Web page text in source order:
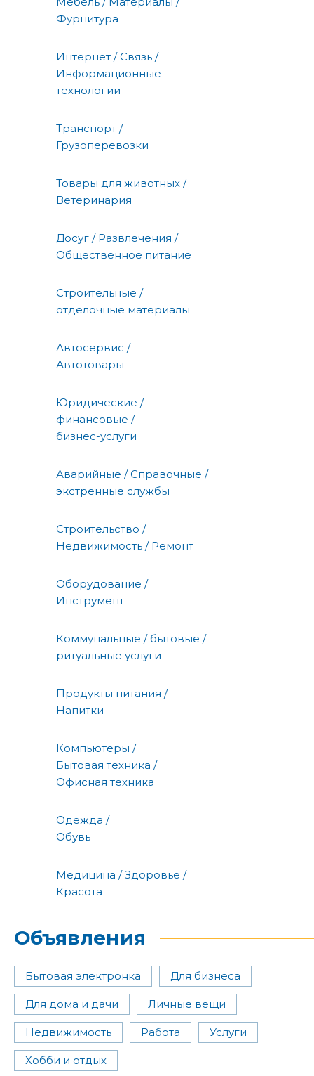
Фурнитура
Интернет / Связь /
Информационные
технологии
Транспорт /
Грузоперевозки
Товары для животных /
Ветеринария
Досуг / Развлечения /
Общественное питание
Строительные /
отделочные материалы
Автосервис /
Автотовары
Юридические /
финансовые /
бизнес-услуги
Аварийные / Справочные /
экстренные службы
Строительство /
Недвижимость / Ремонт
Оборудование /
Инструмент
Коммунальные / бытовые /
ритуальные услуги
Продукты питания /
Напитки
Компьютеры /
Бытовая техника /
Офисная техника
Одежда /
Обувь
Медицина / Здоровье /
Красота
Объявления
Бытовая электронка Для бизнеса
Для дома и дачи Личные вещи
Недвижимость Работа Услуги
Хобби и отдых